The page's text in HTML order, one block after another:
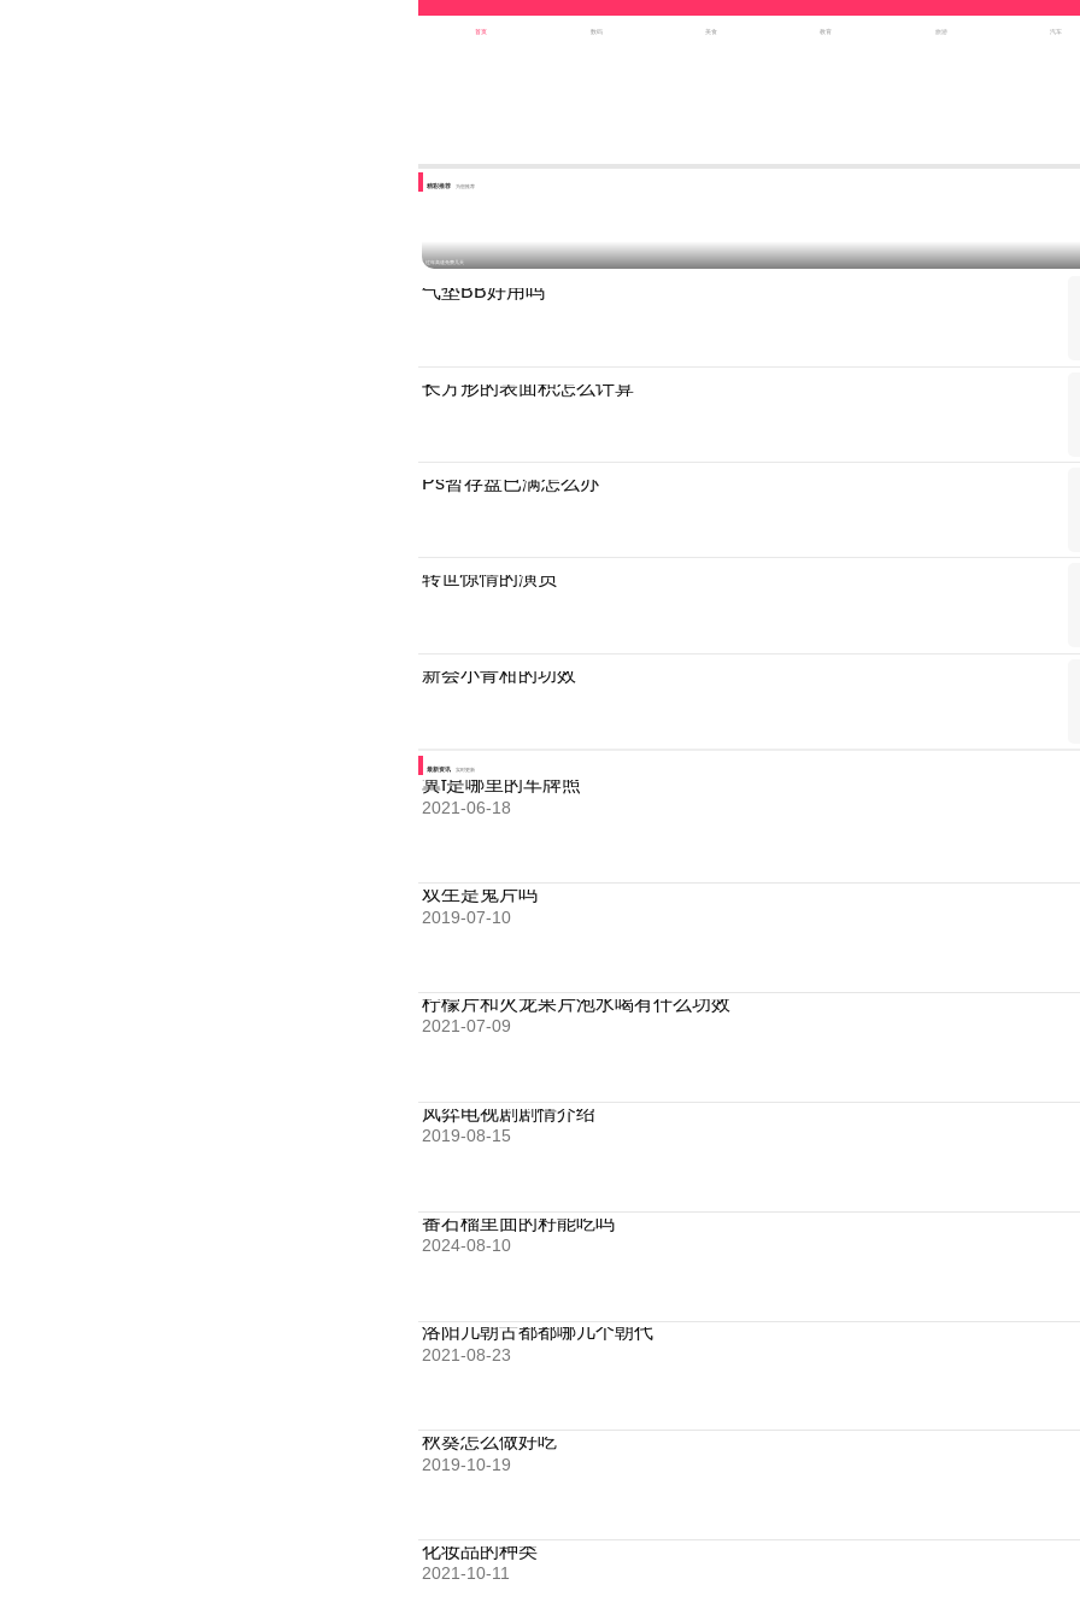
首页 数码 美食 教育 旅游 汽车
精彩推荐 为您推荐
过年高速免费几天
气垫BB好用吗
长方形的表面积怎么计算
Ps暂存盘已满怎么办
转世惊情的演员
新会小青柑的功效
最新资讯 实时更新
冀f是哪里的车牌照
2021-06-18
双生是鬼片吗
2019-07-10
柠檬片和火龙果片泡水喝有什么功效
2021-07-09
凤弈电视剧剧情介绍
2019-08-15
番石榴里面的籽能吃吗
2024-08-10
洛阳几朝古都都哪几个朝代
2021-08-23
秋葵怎么做好吃
2019-10-19
化妆品的种类
2021-10-11